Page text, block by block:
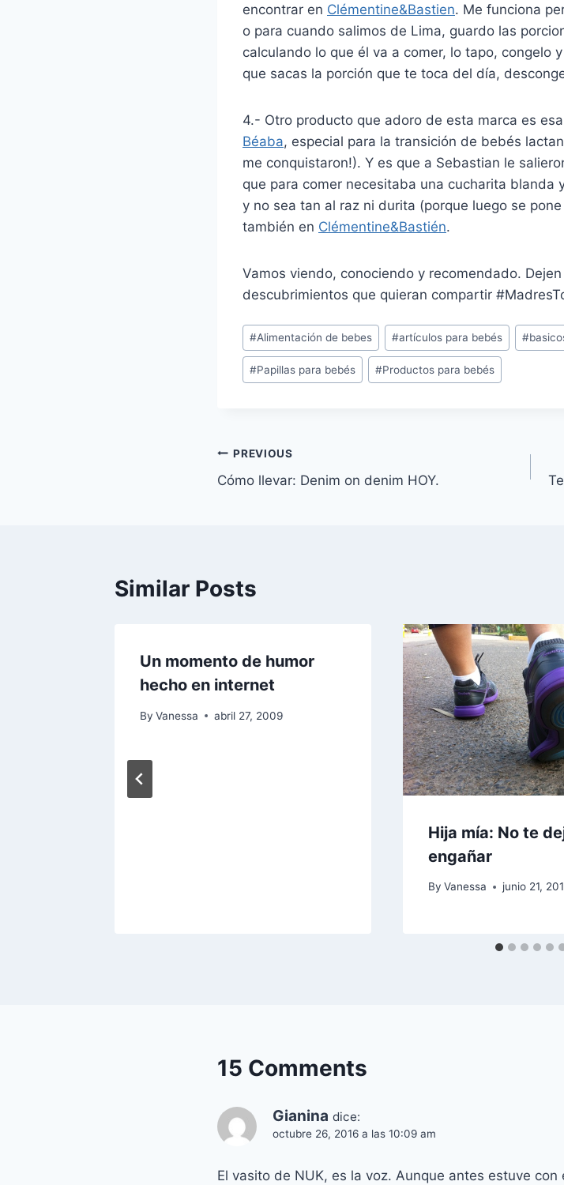
encontrar en Clémentine&Bastien. Me funciona
o para cuando salimos de Lima, guardo las
calculando lo que él va a comer, lo tapo, congelo
que sacas la porción que te toca del día,
4.- Otro producto que adoro de esta marca es
Béaba, especial para la transición de bebés
me conquistaron!). Y es que a Sebastian le
que para comer necesitaba una cucharita
y no sea tan al raz ni durita (porque luego se
también en Clémentine&Bastién.
Vamos viendo, conociendo y recomendado.
descubrimientos que quieran compartir
Post
Tags:
#Alimentación de bebes #artículos para bebés #
#Papillas para bebés #Productos para bebés
Navegación
de
PREVIOUS
Cómo llevar: Denim on denim HOY.
Similar Posts
Un momento de humor
hecho en internet
By Vanessa abril 27, 2009
Hija mía: No te
engañar
By Vanessa junio 21,
15 Comments
Gianina dice:
octubre 26, 2016 a las 10:09 am
El vasito de NUK, es la voz. Aunque antes estuve